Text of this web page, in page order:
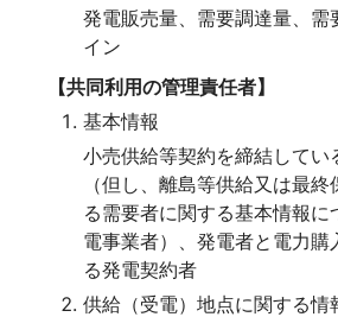
発電販売量、需要調達量、需
イン
【共同利用の管理責任者】
基本情報
小売供給等契約を締結してい
（但し、離島等供給又は最
る需要者に関する基本情報
電事業者）、発電者と電力購
る発電契約者
供給（受電）地点に関する情